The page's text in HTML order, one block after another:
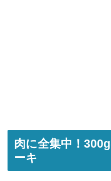
肉に全集中！
ーキ